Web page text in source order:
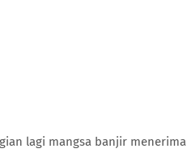
lagi mangsa banjir menerima